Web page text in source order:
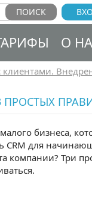
О
ПРОСТЫХ
бизнеса,
CRM для
компании? Три